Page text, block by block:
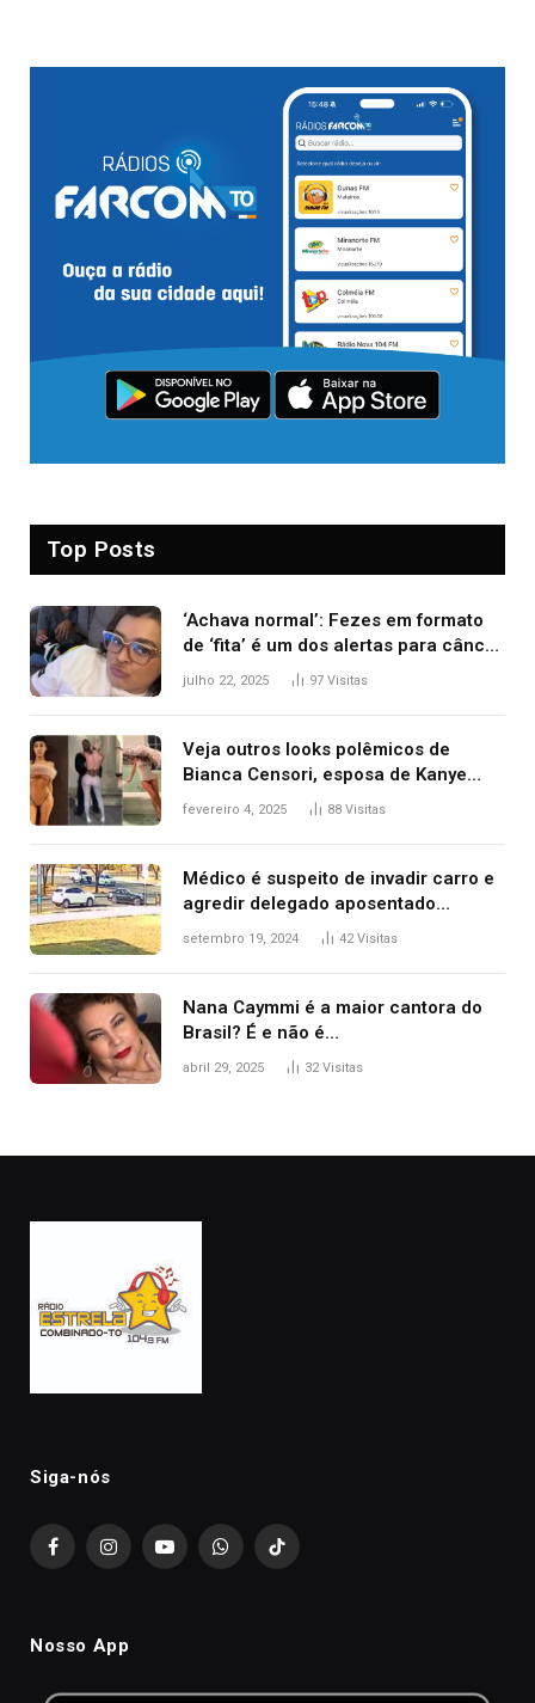
Top Posts
‘Achava normal’: Fezes em formato
de ‘fita’ é um dos alertas para câncer
colorretal; relembre fala de Preta Gil
julho 22, 2025 97 Visitas
Veja outros looks polêmicos de
Bianca Censori, esposa de Kanye
West que apareceu nua no Grammy
fevereiro 4, 2025 88 Visitas
Médico é suspeito de invadir carro e
agredir delegado aposentado
durante confusão no trânsito
setembro 19, 2024 42Visitas
Nana Caymmi é a maior cantora do
Brasil? É e não é…
abril 29, 2025 32Visitas
Siga-nós
FacebookInstagramYouTubeWhatsAppTikTok
Nosso App